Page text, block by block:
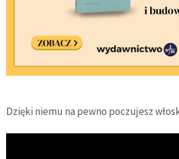
Dzięki niemu na pewno poczujesz